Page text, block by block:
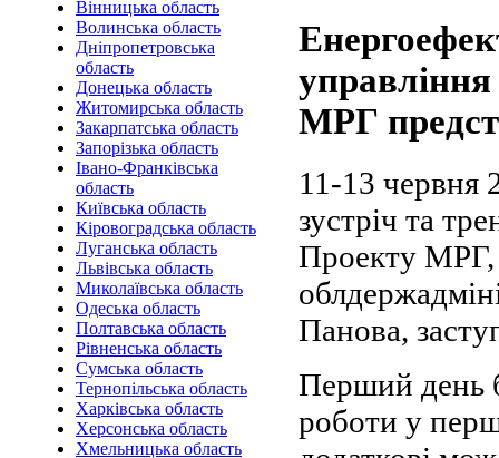
Вінницька область
Волинська область
Дніпропетровська
область
Донецька область
Житомирська область
Закарпатська область
Запорізька область
Івано-Франківська
область
Київська область
Кіровоградська область
Луганська область
Львівська область
Миколаївська область
Одеська область
Полтавська область
Рівненська область
Сумська область
Тернопільська область
Харківська область
Херсонська область
Хмельницька область
МРГ
11-13 червня
зустріч та
Проекту МРГ,
Панова,
Перший день
роботи у